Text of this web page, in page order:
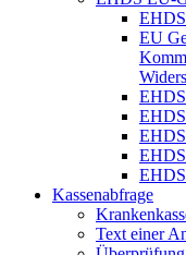
EU
Kassenabfrage
Text einer